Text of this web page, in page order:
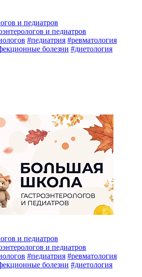
и педиатров
и педиатров
#педиатрия #ревматология
болезни #диетология
и педиатров
и педиатров
#педиатрия #ревматология
болезни #диетология